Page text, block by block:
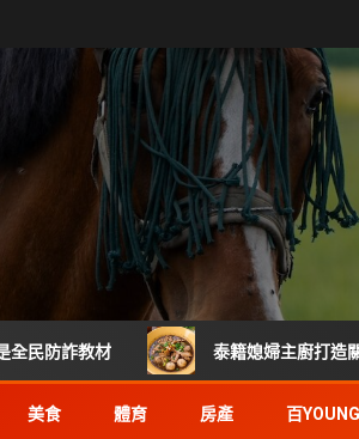
泰籍媳婦主廚打造關埔人氣泰式
美食 體育 房產 百YOUNG